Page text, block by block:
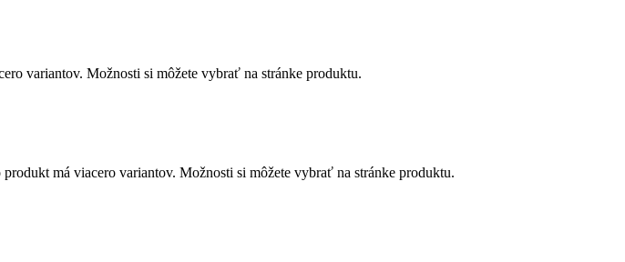
variantov. Možnosti si môžete vybrať na stránke produktu.
produkt má viacero variantov. Možnosti si môžete vybrať na stránke produktu.